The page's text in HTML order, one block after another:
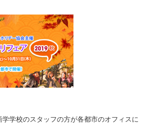
学校のスタッフの方が各都市のオフィスに